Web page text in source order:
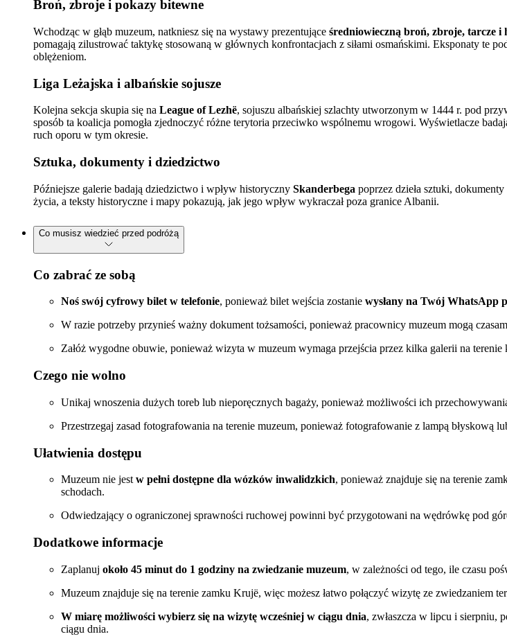
Broń, zbroje i pokazy bitewne
Wchodząc w głąb muzeum, natkniesz się na wystawy prezentujące średniowieczną broń, zbroje, tarcze i
pomagają zilustrować taktykę stosowaną w głównych konfrontacjach z siłami osmańskimi. Eksponaty te
oblężeniom.
Liga Leżajska i albańskie sojusze
Kolejna sekcja skupia się na League of Lezhë, sojuszu albańskiej szlachty utworzonym w 1444 r. pod
sposób ta koalicja pomogła zjednoczyć różne terytoria przeciwko wspólnemu wrogowi. Wyświetlacze
ruch oporu w tym okresie.
Sztuka, dokumenty i dziedzictwo
Późniejsze galerie badają dziedzictwo i wpływ historyczny Skanderbega poprzez dzieła sztuki,
życia, a teksty historyczne i mapy pokazują, jak jego wpływ wykraczał poza granice Albanii.
Co musisz wiedzieć przed podróżą
Co zabrać ze sobą
Noś swój cyfrowy bilet w telefonie, ponieważ bilet wejścia zostanie wysłany na Twój WhatsApp
W razie potrzeby przynieś ważny dokument tożsamości, ponieważ pracownicy muzeum mogą
Załóż wygodne obuwie, ponieważ wizyta w muzeum wymaga przejścia przez kilka galerii na
Czego nie wolno
Unikaj wnoszenia dużych toreb lub nieporęcznych bagaży, ponieważ możliwości ich
Przestrzegaj zasad fotografowania na terenie muzeum, ponieważ fotografowanie z lampą
Ułatwienia dostępu
Muzeum nie jest w pełni dostępne dla wózków inwalidzkich, ponieważ znajduje się na terenie
schodach.
Odwiedzający o ograniczonej sprawności ruchowej powinni być przygotowani na wędrówkę pod
Dodatkowe informacje
Zaplanuj około 45 minut do 1 godziny na zwiedzanie muzeum, w zależności od tego, ile czasu
Muzeum znajduje się na terenie zamku Krujë, więc możesz łatwo połączyć wizytę ze zwiedzaniem
W miarę możliwości wybierz się na wizytę wcześniej w ciągu dnia, zwłaszcza w lipcu i sierpniu,
ciągu dnia.